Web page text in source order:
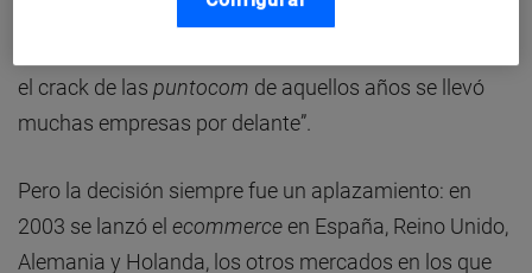
aquellos años esos proyectos eran carísimos
el crack de las puntocom de aquellos años se llevó
muchas empresas por delante”.
Pero la decisión siempre fue un aplazamiento: en
2003 se lanzó el ecommerce en España, Reino Unido,
Alemania y Holanda, los otros mercados en los que